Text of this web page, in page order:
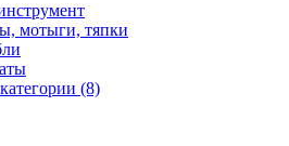
мотыги, тяпки
(8)